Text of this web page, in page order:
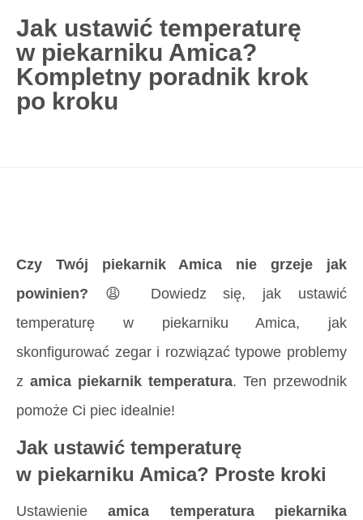
727 775 478
blisco.pl › Poradnik
Jak ustawić temperaturę
w piekarniku Amica? Kompletny poradnik krok
Jak ustawić temperaturę
w piekarniku Amica?
Kompletny poradnik krok
po kroku
Czy Twój piekarnik Amica nie grzeje jak
powinien? 😩 Dowiedz się, jak ustawić
temperaturę w piekarniku Amica, jak
skonfigurować zegar i rozwiązać typowe problemy
z amica piekarnik temperatura. Ten przewodnik
pomoże Ci piec idealnie!
Jak ustawić temperaturę
w piekarniku Amica? Proste kroki
Ustawienieamica temperatura piekarnika